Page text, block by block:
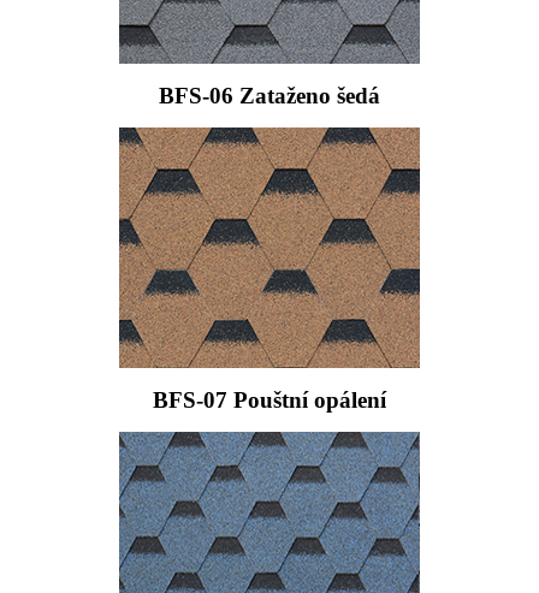
BFS-06 Zataženo šedá
BFS-07 Pouštní opálení